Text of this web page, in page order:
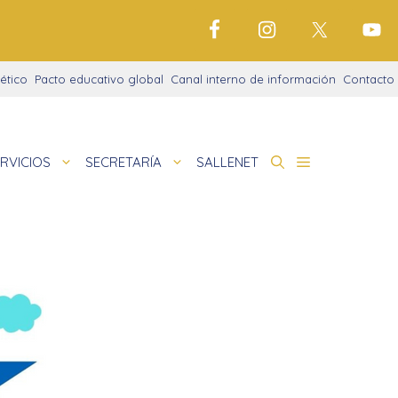
Pacto educativo global Canal interno de información Contacto
didácticas
justo
SECRETARÍA SALLENET